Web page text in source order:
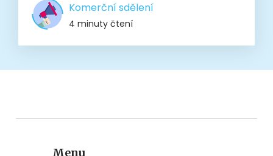
Komerční sdělení
4 minuty čtení
Menu